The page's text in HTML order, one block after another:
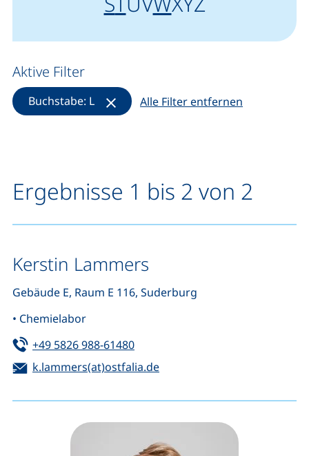
Aktive Filter
Buchstabe: L(Filter entfernen)Alle Filter entfernen
Ergebnisse 1 bis 2 von 2
Kerstin Lammers
Gebäude E, Raum E 116, Suderburg
• Chemielabor
Tel:
+49 5826 988-61480(startet einen Telefonanruf,
E-Mail:
k.lammers(at)ostfalia.de(öffnet Ihr E-Mail-